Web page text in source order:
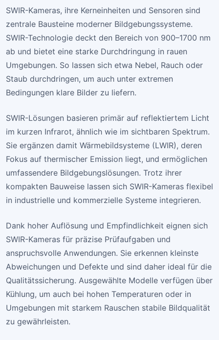
SWIR-Kameras, ihre Kerneinheiten und Sensoren sind
zentrale Bausteine moderner Bildgebungssysteme.
SWIR-Technologie deckt den Bereich von 900–1700 nm
ab und bietet eine starke Durchdringung in rauen
Umgebungen. So lassen sich etwa Nebel, Rauch oder
Staub durchdringen, um auch unter extremen
Bedingungen klare Bilder zu liefern.
SWIR-Lösungen basieren primär auf reflektiertem Licht
im kurzen Infrarot, ähnlich wie im sichtbaren Spektrum.
Sie ergänzen damit Wärmebildsysteme (LWIR), deren
Fokus auf thermischer Emission liegt, und ermöglichen
umfassendere Bildgebungslösungen. Trotz ihrer
kompakten Bauweise lassen sich SWIR-Kameras flexibel
in industrielle und kommerzielle Systeme integrieren.
Dank hoher Auflösung und Empfindlichkeit eignen sich
SWIR-Kameras für präzise Prüfaufgaben und
anspruchsvolle Anwendungen. Sie erkennen kleinste
Abweichungen und Defekte und sind daher ideal für die
Qualitätssicherung. Ausgewählte Modelle verfügen über
Kühlung, um auch bei hohen Temperaturen oder in
Umgebungen mit starkem Rauschen stabile Bildqualität
zu gewährleisten.